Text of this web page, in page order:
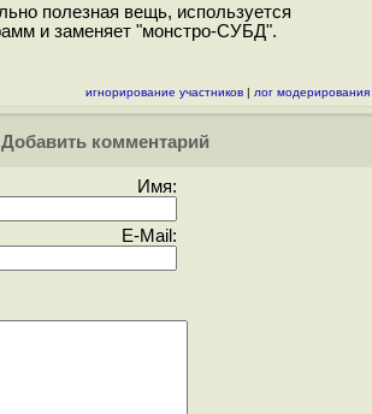
полезная вещь, используется
и заменяет "монстро-СУБД".
игнорирование участников | лог модерирования
Добавить комментарий
Имя:
E-Mail: